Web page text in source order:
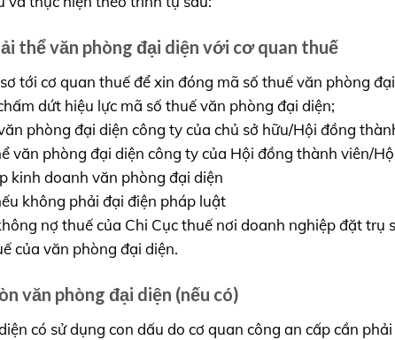
thể văn phòng đại diện với cơ quan thuế
tới cơ quan thuế để xin đóng mã số thuế văn phòng
dứt hiệu lực mã số thuế văn phòng đại diện;
phòng đại diện công ty của chủ sở hữu/Hội đồng
văn phòng đại diện công ty của Hội đồng thành viên/
kinh doanh văn phòng đại diện
không phải đại điện pháp luật
nợ thuế của Chi Cục thuế nơi doanh nghiệp đặt trụ
của văn phòng đại diện.
văn phòng đại diện (nếu có)
có sử dụng con dấu do cơ quan công an cấp cần